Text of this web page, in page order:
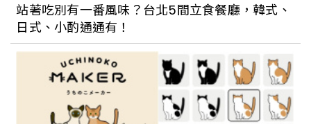
站著吃別有一番風味？台北5間立食餐廳，韓式、
日式、小酌通通有！